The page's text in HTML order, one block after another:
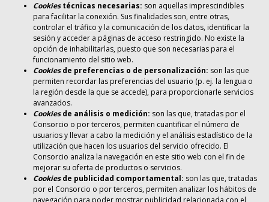
Cookiestécnicas necesarias: son aquellas imprescindibles
para facilitar la conexión. Sus finalidades son, entre otras,
controlar el tráfico y la comunicación de los datos, identificar la
sesión y acceder a páginas de acceso restringido. No existe la
opción de inhabilitarlas, puesto que son necesarias para el
funcionamiento del sitio web.
Cookiesde preferencias o de personalización: son las que
permiten recordar las preferencias del usuario (p. ej. la lengua o
la región desde la que se accede), para proporcionarle servicios
avanzados.
Cookiesde análisis o medición: son las que, tratadas por el
Consorcio o por terceros, permiten cuantificar el número de
usuarios y llevar a cabo la medición y el análisis estadístico de la
utilización que hacen los usuarios del servicio ofrecido. El
Consorcio analiza la navegación en este sitio web con el fin de
mejorar su oferta de productos o servicios.
Cookiesde publicidad comportamental: son las que, tratadas
por el Consorcio o por terceros, permiten analizar los hábitos de
navegación para poder mostrar publicidad relacionada con el